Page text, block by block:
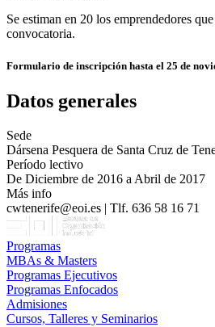
Se estiman en 20 los emprendedores
convocatoria.
Formulario de inscripción hasta el 25 de
Datos generales
Sede
Dársena Pesquera de Santa Cruz de
Período lectivo
De Diciembre de 2016 a Abril de 2017
Más info
cwtenerife@eoi.es | Tlf. 636 58 16 71
Programas
MBAs & Masters
Programas Ejecutivos
Programas Enfocados
Admisiones
Cursos, Talleres y Seminarios